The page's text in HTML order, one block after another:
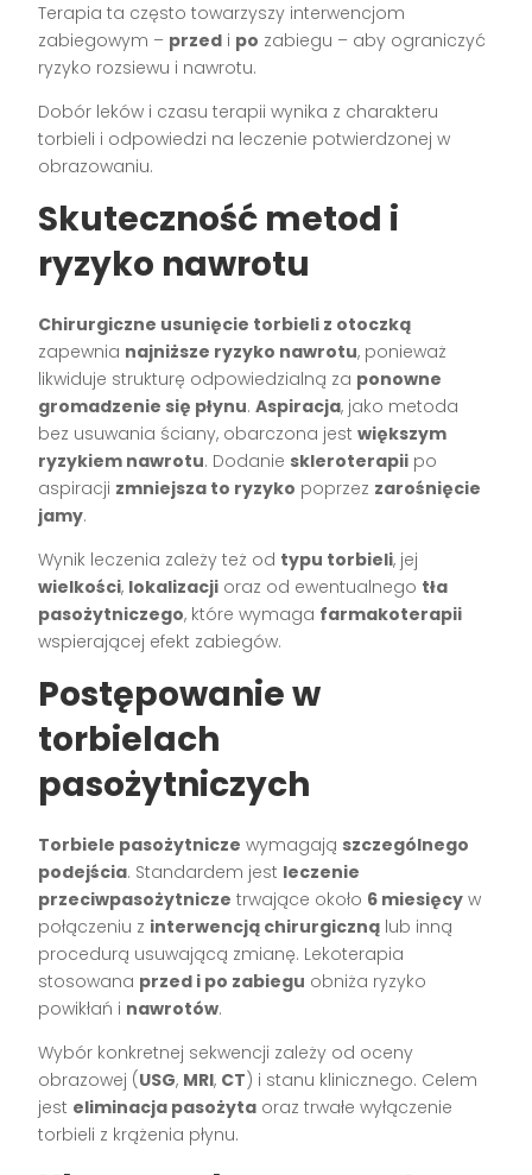
Terapia ta często towarzyszy interwencjom
zabiegowym – przed i po zabiegu – aby ograniczyć
ryzyko rozsiewu i nawrotu.
Dobór leków i czasu terapii wynika z charakteru
torbieli i odpowiedzi na leczenie potwierdzonej w
obrazowaniu.
Skuteczność metod i
ryzyko nawrotu
Chirurgiczne usunięcie torbieli z otoczką
zapewnia najniższe ryzyko nawrotu, ponieważ
likwiduje strukturę odpowiedzialną za ponowne
gromadzenie się płynu.Aspiracja, jako metoda
bez usuwania ściany, obarczona jestwiększym
ryzykiem nawrotu. Dodanie skleroterapii po
aspiracji zmniejsza to ryzyko poprzez zarośnięcie
jamy.
Wynik leczenia zależy też od typu torbieli, jej
wielkości, lokalizacji oraz od ewentualnego tła
pasożytniczego, które wymaga farmakoterapii
wspierającej efekt zabiegów.
Postępowanie w
torbielach
pasożytniczych
Torbiele pasożytnicze wymagają szczególnego
podejścia. Standardem jest leczenie
przeciwpasożytnicze trwające około 6 miesięcy w
połączeniu z interwencją chirurgiczną lub inną
procedurą usuwającą zmianę. Lekoterapia
stosowana przed i po zabiegu obniża ryzyko
powikłań i nawrotów.
Wybór konkretnej sekwencji zależy od oceny
obrazowej (USG, MRI, CT) i stanu klinicznego. Celem
jest eliminacja pasożyta oraz trwałe wyłączenie
torbieli z krążenia płynu.